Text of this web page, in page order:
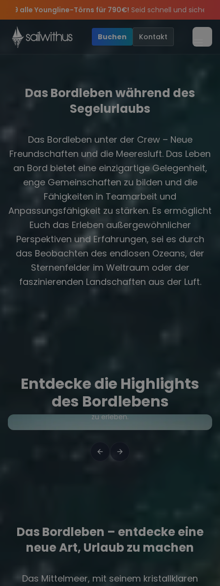
Skip to content
🔥Spätsommer Special:Am 05.09 alle Youngline-Törns
Sichere Dir jetztDein Meilenbuch und Deine sailwithus-
Verpass keineTörn-Updates, Insider-Tippsund exklusive
Season Closing Party 2026!Die Saison war legendär – wir
Buchen
Kontakt
Das Bordleben während des
Segelurlaubs
Das Bordleben unter der Crew – Neue
Freundschaften und die Meeresluft. Das Leben
an Bord bietet eine einzigartige Gelegenheit,
enge Gemeinschaften zu bilden und die
Fähigkeiten in Teamarbeit und
Anpassungsfähigkeit zu stärken. Es ermöglicht
Euch das Erleben außergewöhnlicher
Perspektiven und Erfahrungen, sei es durch
das Beobachten des endlosen Ozeans, der
Sternenfelder im Weltraum oder der
faszinierenden Landschaften aus der Luft.
Entdecke die Highlights
des Bordlebens
Die Verbundenheit mit der Natur
Das Gefühl, vom Wind angetrieben zu werden, die
Wellen zu spüren und das Meer in all seinen Facetten
zu erleben.
Das Bordleben – entdecke eine
neue Art, Urlaub zu machen
Das Mittelmeer, mit seinem kristallklaren